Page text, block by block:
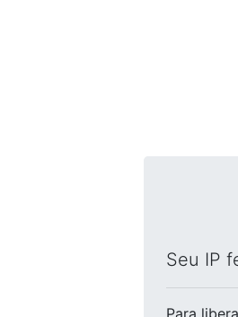
Seu IP
Para